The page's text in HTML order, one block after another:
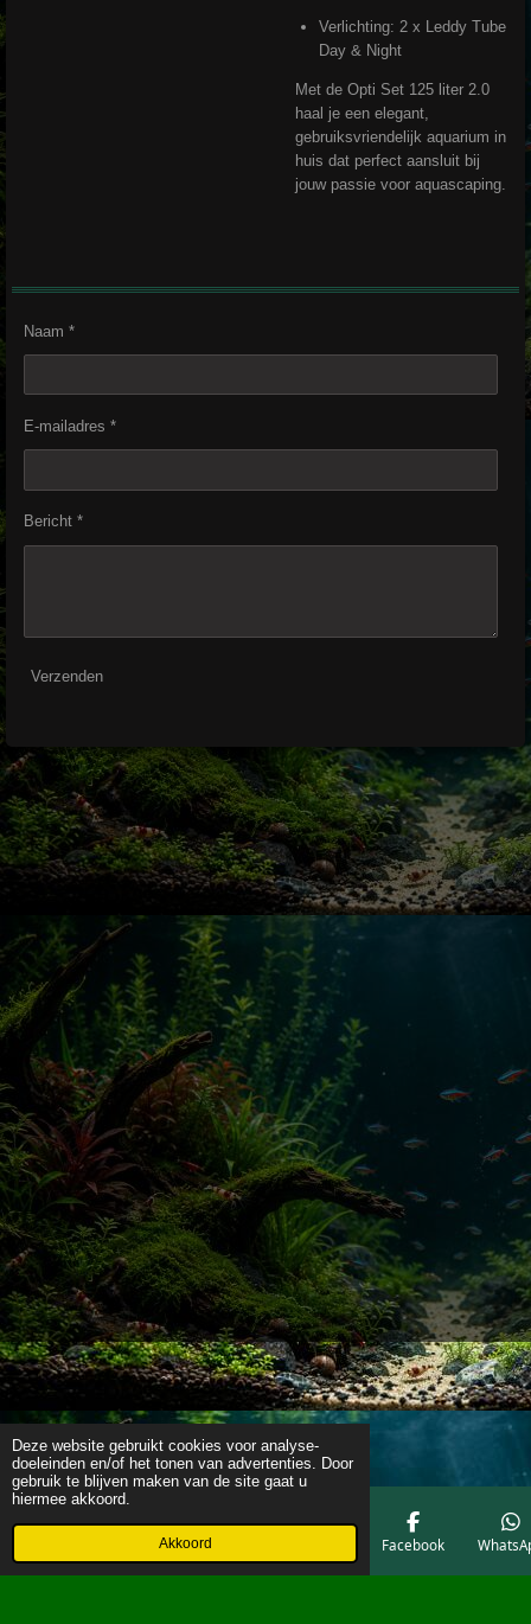
Deze website gebruikt cookies voor analyse-
doeleinden en/of het tonen van advertenties. Door
gebruik te blijven maken van de site gaat u
hiermee akkoord.
Akkoord
Verlichting: 2 x Leddy Tube
Day & Night
Met de Opti Set 125 liter 2.0
haal je een elegant,
gebruiksvriendelijk aquarium in
huis dat perfect aansluit bij
jouw passie voor aquascaping.
Naam *
E-mailadres *
Bericht *
Verzenden
Telefoonnummer Facebook